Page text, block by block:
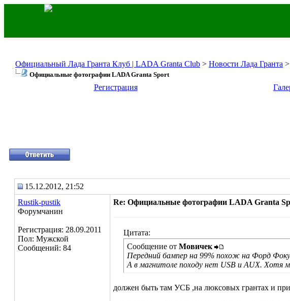
Официальный Лада Гранта Клуб | LADA Granta Club > Новости Лада Гранта >
Официальные фотографии LADA Granta Sport
Регистрация
15.12.2012, 21:52
Rustik-pustik
Форумчанин
Регистрация: 28.09.2011
Пол: Мужской
Сообщений: 84
Re: Официальные фотографии LADA Granta
Цитата:
Сообщение от Мовичек
Передний бампер на 99% похож на Форд
А в магнитоле походу нет USB и AUX. Хотя
должен быть там УСБ ,на люксовых грантах и